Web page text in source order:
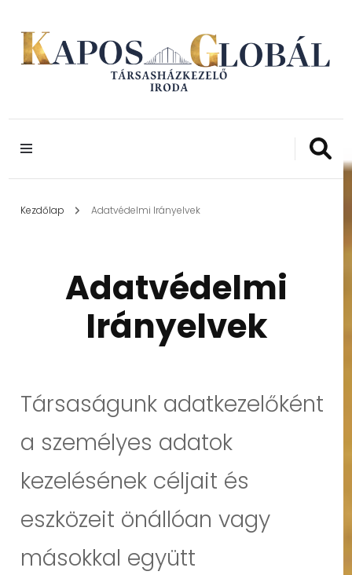
Kapos Globál
IRODA
Kezdőlap Adatvédelmi Irányelvek
Adatvédelmi
Irányelvek
Társaságunk adatkezelőként
a személyes adatok
kezelésének céljait és
eszközeit önállóan vagy
másokkal együtt